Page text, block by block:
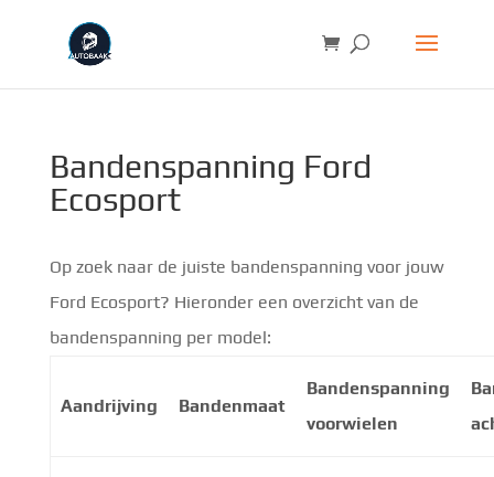
Bandenspanning Ford
Ecosport
Op zoek naar de juiste bandenspanning voor jouw
Ford Ecosport? Hieronder een overzicht van de
bandenspanning per model:
Aandrijving Bandenmaat
Bandenspanning
voorwielen